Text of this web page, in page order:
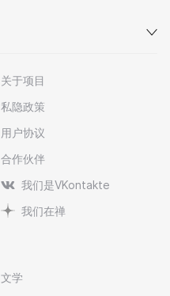
关于项目
私隐政策
用户协议
合作伙伴
我们是VKontakte
我们在禅
文学